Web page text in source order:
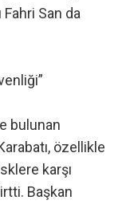
Fahri San da
bulunan
özellikle
karşı
Başkan